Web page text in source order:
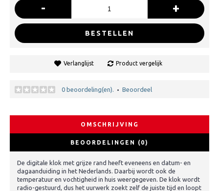
- +
BESTELLEN
Verlanglijst Product vergelijk
0 beoordeling(en). • Beoordeel
OMSCHRIJVING
BEOORDELINGEN (0)
De digitale klok met grijze rand heeft eveneens en datum- en
dagaanduiding in het Nederlands. Daarbij wordt ook de
temperatuur en vochtigheid in huis weergegeven. De klok wordt
radio-gestuurd, dus het uurwerk zoekt zelf de juiste tijd en loopt